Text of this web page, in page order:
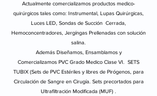
Actualmente comercializamos productos medico-
quirúrgicos tales como: Instrumental, Lupas Quirúrgicas,
Luces LED, Sondas de Succión Cerrada,
Hemoconcentradores, Jergíngas Prellenadas con solución
salina.
Además Diseñamos, Ensamblamos y
Comercializamos PVC Grado Medico Clase VI. SETS
TUBIX (Sets de PVC Estériles y libres de Pirógenos, para
Circulación de Sangre en Cirugía. Sets precortados para
Ultrafiltración Modificada (MUF) .